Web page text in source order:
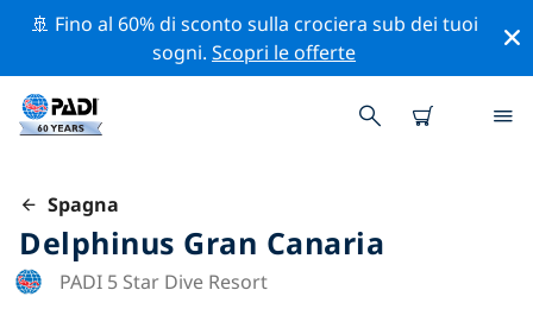
🚢 Fino al 60% di sconto sulla crociera sub dei tuoi
sogni.Scopri le offerte
Spagna
Delphinus Gran Canaria
PADI 5 Star Dive Resort